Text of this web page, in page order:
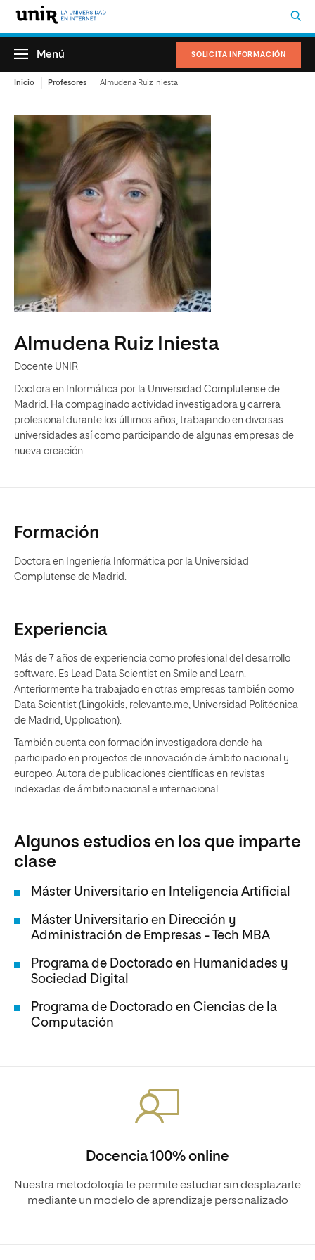
SOLICITA INFORMACIÓN
Menú
Inicio Profesores Almudena Ruiz Iniesta
Almudena Ruiz Iniesta
Docente UNIR
Doctora en Informática por la Universidad Complutense de
Madrid. Ha compaginado actividad investigadora y carrera
profesional durante los últimos años, trabajando en diversas
universidades así como participando de algunas empresas de
nueva creación.
Formación
Doctora en Ingeniería Informática por la Universidad
Complutense de Madrid.
Experiencia
Más de 7 años de experiencia como profesional del desarrollo
software. Es Lead Data Scientist en Smile and Learn.
Anteriormente ha trabajado en otras empresas también como
Data Scientist (Lingokids, relevante.me, Universidad Politécnica
de Madrid, Upplication).
También cuenta con formación investigadora donde ha
participado en proyectos de innovación de ámbito nacional y
europeo. Autora de publicaciones científicas en revistas
indexadas de ámbito nacional e internacional.
Algunos estudios en los que imparte
clase
Máster Universitario en Inteligencia Artificial
Máster Universitario en Dirección y
Administración de Empresas - Tech MBA
Programa de Doctorado en Humanidades y
Sociedad Digital
Programa de Doctorado en Ciencias de la
Computación
Docencia 100% online
Nuestra metodología te permite estudiar sin desplazarte
mediante un modelo de aprendizaje personalizado